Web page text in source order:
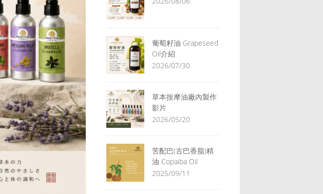
葡萄籽油 Grapeseed
Oil介紹
2026/07/30
草本按摩油廠內製作
影片
2026/05/20
苦配巴(古巴香脂)精
油 Copaiba Oil
2025/09/11